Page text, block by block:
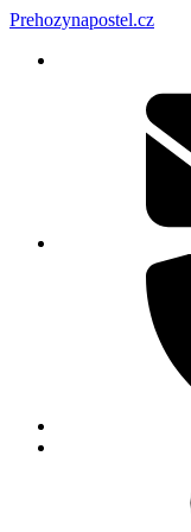
Prehozynapostel.cz